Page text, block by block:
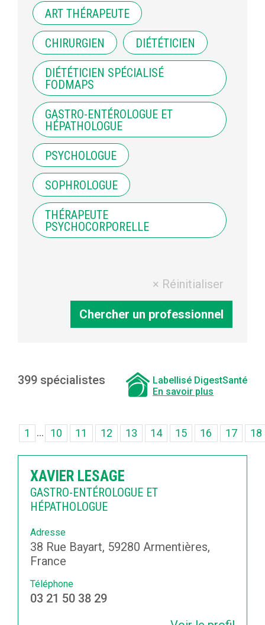
ART THÉRAPEUTE
CHIRURGIEN DIÉTÉTICIEN
DIÉTÉTICIEN SPÉCIALISÉ
FODMAPS
GASTRO-ENTÉROLOGUE ET
HÉPATHOLOGUE
PSYCHOLOGUE
SOPHROLOGUE
THÉRAPEUTE
PSYCHOCORPORELLE
399 spécialistes
Labellisé DigestSanté
En savoir plus
1 ... 10 11 12 13 14 15 16 17 18
XAVIER LESAGE
GASTRO-ENTÉROLOGUE ET
HÉPATHOLOGUE
Adresse
38 Rue Bayart, 59280 Armentières,
France
Téléphone
03 21 50 38 29